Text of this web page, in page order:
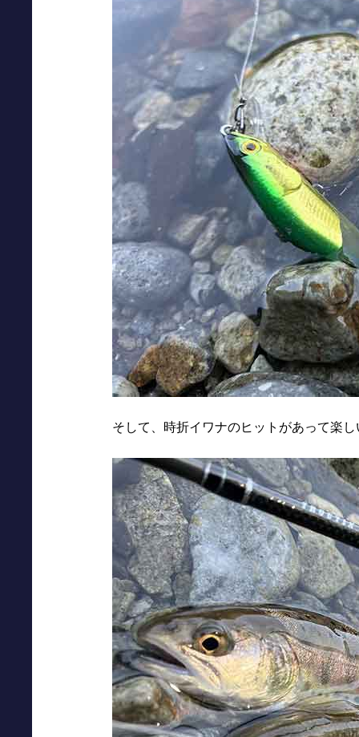
そして、時折イワナのヒットがあって楽